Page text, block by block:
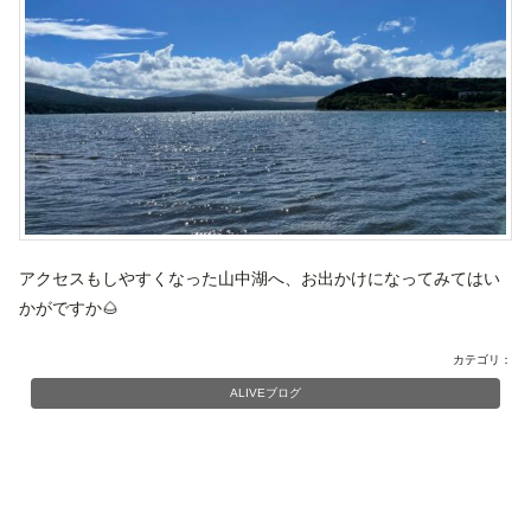
アクセスもしやすくなった山中湖へ、お出かけになってみてはい
かがですか🌰
カテゴリ：
ALIVEブログ